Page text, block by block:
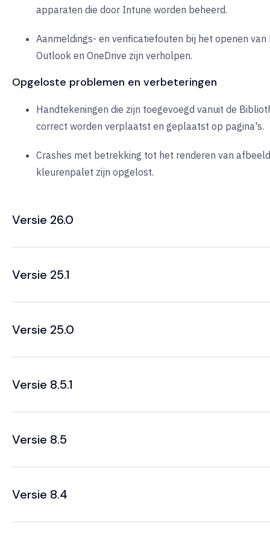
apparaten die door Intune worden beheerd.
Aanmeldings- en verificatiefouten bij het openen
Outlook en OneDrive zijn verholpen.
Opgeloste problemen en verbeteringen
Handtekeningen die zijn toegevoegd vanuit de
correct worden verplaatst en geplaatst op pagina's.
Crashes met betrekking tot het renderen van
kleurenpalet zijn opgelost.
Versie 26.0
Versie 25.1
Versie 25.0
Versie 8.5.1
Versie 8.5
Versie 8.4